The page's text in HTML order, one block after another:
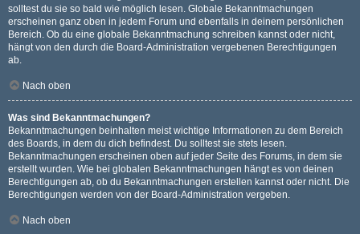
solltest du sie so bald wie möglich lesen. Globale Bekanntmachungen
erscheinen ganz oben in jedem Forum und ebenfalls in deinem persönlichen
Bereich. Ob du eine globale Bekanntmachung schreiben kannst oder nicht,
hängt von den durch die Board-Administration vergebenen Berechtigungen
ab.
Nach oben
Was sind Bekanntmachungen?
Bekanntmachungen beinhalten meist wichtige Informationen zu dem Bereich
des Boards, in dem du dich befindest. Du solltest sie stets lesen.
Bekanntmachungen erscheinen oben auf jeder Seite des Forums, in dem sie
erstellt wurden. Wie bei globalen Bekanntmachungen hängt es von deinen
Berechtigungen ab, ob du Bekanntmachungen erstellen kannst oder nicht. Die
Berechtigungen werden von der Board-Administration vergeben.
Nach oben